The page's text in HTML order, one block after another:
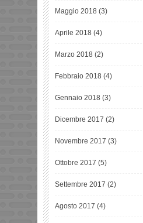
Maggio 2018 (3)
Aprile 2018 (4)
Marzo 2018 (2)
Febbraio 2018 (4)
Gennaio 2018 (3)
Dicembre 2017 (2)
Novembre 2017 (3)
Ottobre 2017 (5)
Settembre 2017 (2)
Agosto 2017 (4)